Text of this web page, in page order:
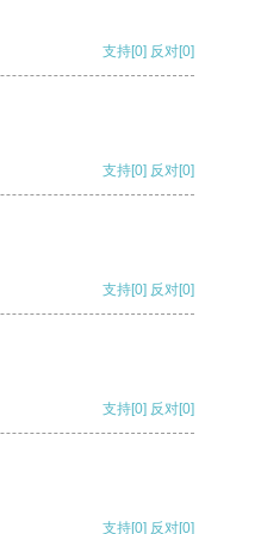
支持[0] 反对[0]
支持[0] 反对[0]
支持[0] 反对[0]
支持[0] 反对[0]
支持[0] 反对[0]